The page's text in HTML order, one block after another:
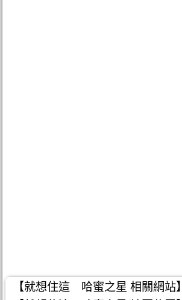
【就想住這 哈蜜之星 相關網站】